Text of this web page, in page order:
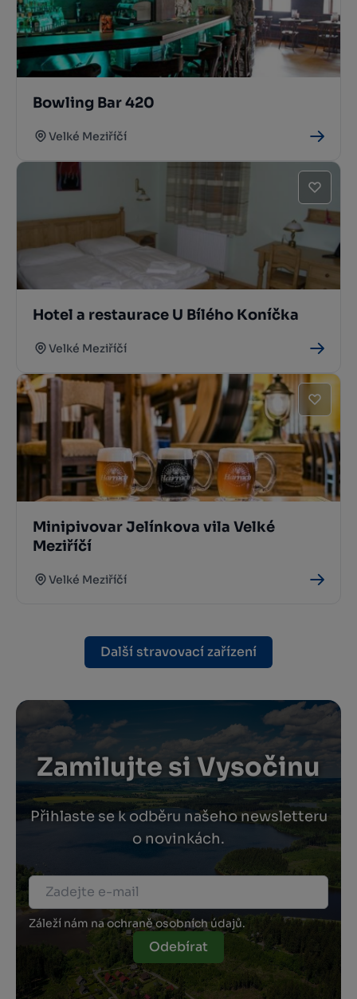
Bowling Bar 420
Velké Meziříčí
Hotel a restaurace U Bílého Koníčka
Velké Meziříčí
Minipivovar Jelínkova vila Velké
Meziříčí
Velké Meziříčí
Další stravovací zařízení
Zamilujte si Vysočinu
Přihlaste se k odběru našeho newsletteru
o novinkách.
Záleží nám na ochraně osobních údajů.
Odebírat